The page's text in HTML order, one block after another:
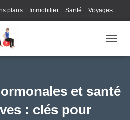
plans Immobilier Santé Voyages
et santé
: clés pour